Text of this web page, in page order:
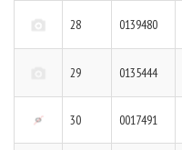
28 0139480
29 0135444
30 0017491